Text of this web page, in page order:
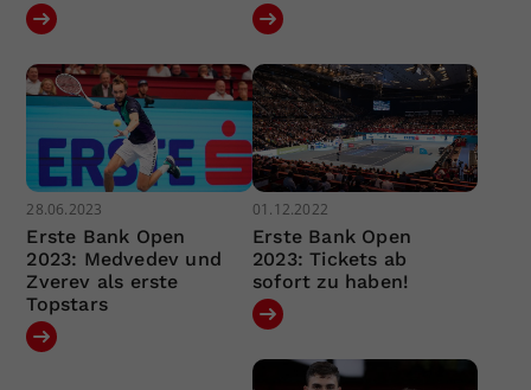
28.06.2023
Erste Bank Open
2023: Medvedev und
Zverev als erste
Topstars
01.12.2022
Erste Bank Open
2023: Tickets ab
sofort zu haben!